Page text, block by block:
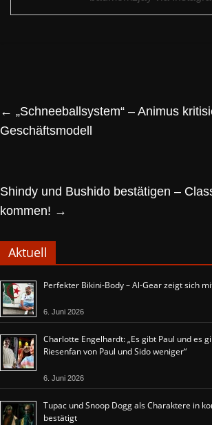
← „Schneeballsystem“ – Animus
Geschäftsmodell
Shindy und Bushido bestätigen –
kommen! →
Aktuell
Perfekter Bikini-Body – Al-Gear zeigt sich
6. Juni 2026
Charlotte Engelhardt: „Es gibt Paul und es
Riesenfan von Paul und Sido weniger“
6. Juni 2026
Tupac und Snoop Dogg als Charaktere in
bestätigt